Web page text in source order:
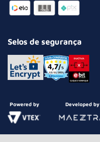
Selos de segurança
Powered by Developed by